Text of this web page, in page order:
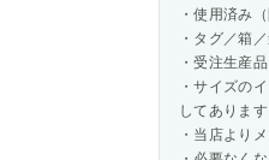
・使用済み
・タグ／箱
・受注生産
・サイズの
してあります
・当店より